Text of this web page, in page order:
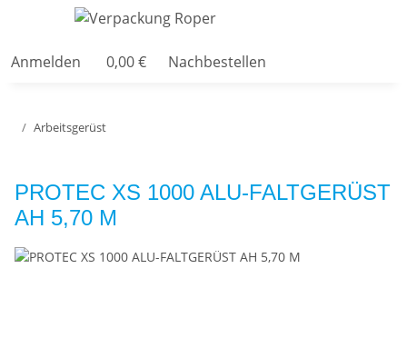
Anmelden 0,00 € Nachbestellen
Arbeitsgerüst
PROTEC XS 1000 ALU-FALTGERÜST
AH 5,70 M